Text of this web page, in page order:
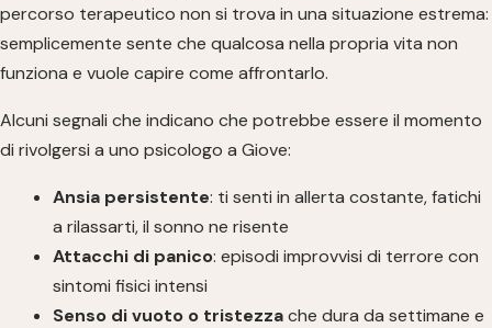
percorso terapeutico non si trova in una situazione estrema:
semplicemente sente che qualcosa nella propria vita non
funziona e vuole capire come affrontarlo.
Alcuni segnali che indicano che potrebbe essere il momento
di rivolgersi a uno psicologo a Giove:
Ansia persistente: ti senti in allerta costante, fatichi
a rilassarti, il sonno ne risente
Attacchi di panico: episodi improvvisi di terrore con
sintomi fisici intensi
Senso di vuoto o tristezzache dura da settimane e